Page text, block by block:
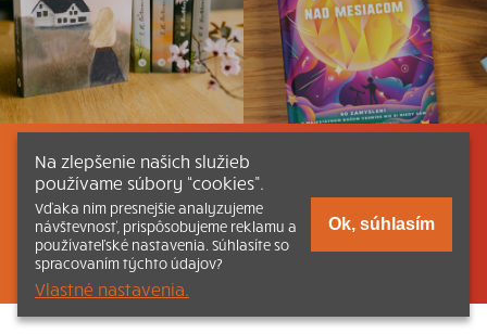
Listovať Obsah Dokumenty a články
Kontakt Tlačená verzia Katechizmu
© 2026 katechizmus.sk |Všetky práva vyhradené| Táto stránka
funguje aj vďaka kresťanskému kníhkupectvu
Na zlepšenie našich služieb
používame súbory “cookies”.
Vďaka nim presnejšie analyzujeme
návštevnosť, prispôsobujeme reklamu a
používateľské nastavenia. Súhlasíte so
spracovaním týchto údajov?
Vlastné nastavenia.
Ok, súhlasím